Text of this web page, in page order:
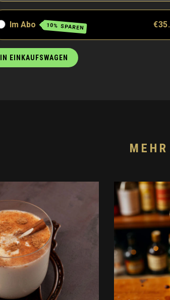
Im Abo 10% SPAREN
IN EINKAUFSWAGEN